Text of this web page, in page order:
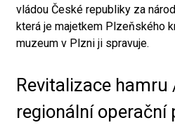
vládou České republiky za
která je majetkem Plzeňského
muzeum v Plzni ji spravuje.
Revitalizace
regionální operační